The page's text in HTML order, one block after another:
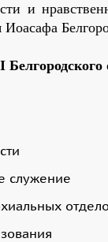
и
Иоасафа
служение